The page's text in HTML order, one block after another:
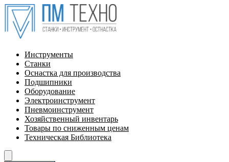
Инструменты
Станки
Оснастка для производства
Подшипники
Оборудование
Электроинструмент
Пневмоинструмент
Хозяйственный инвентарь
Товары по сниженным ценам
Техническая Библиотека